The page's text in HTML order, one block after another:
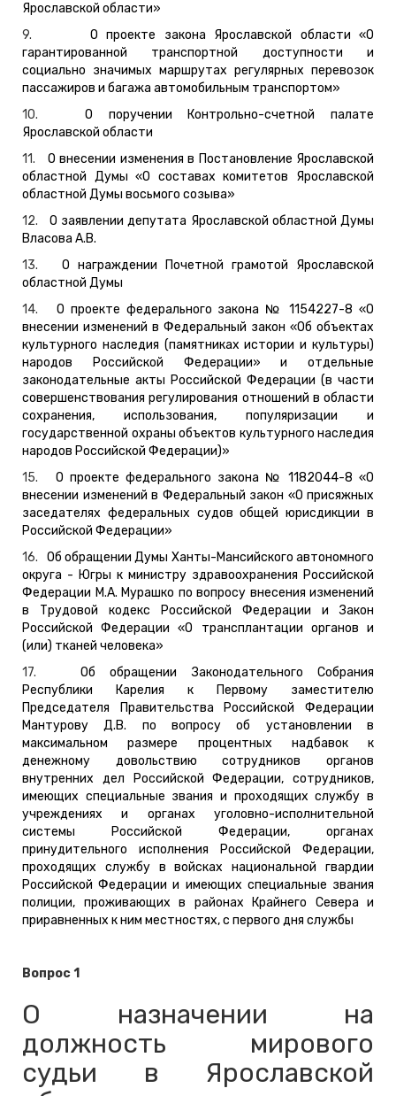
Ярославской области»
9. О проекте закона Ярославской области «О
гарантированной транспортной доступности и
социально значимых маршрутах регулярных перевозок
пассажиров и багажа автомобильным транспортом»
10. О поручении Контрольно-счетной палате
Ярославской области
11. О внесении изменения в Постановление Ярославской
областной Думы «О составах комитетов Ярославской
областной Думы восьмого созыва»
12. О заявлении депутата Ярославской областной Думы
Власова А.В.
13. О награждении Почетной грамотой Ярославской
областной Думы
14. О проекте федерального закона № 1154227-8 «О
внесении изменений в Федеральный закон «Об объектах
культурного наследия (памятниках истории и культуры)
народов Российской Федерации» и отдельные
законодательные акты Российской Федерации (в части
совершенствования регулирования отношений в области
сохранения, использования, популяризации и
государственной охраны объектов культурного наследия
народов Российской Федерации)»
15.О проекте федерального закона № 1182044-8 «О
внесении изменений в Федеральный закон «О присяжных
заседателях федеральных судов общей юрисдикции в
Российской Федерации»
16. Об обращении Думы Ханты-Мансийского автономного
округа - Югры к министру здравоохранения Российской
Федерации М.А. Мурашко по вопросу внесения изменений
в Трудовой кодекс Российской Федерации и Закон
Российской Федерации «О трансплантации органов и
(или) тканей человека»
17. Об обращении Законодательного Собрания
Республики Карелия к Первому заместителю
Председателя Правительства Российской Федерации
Мантурову Д.В. по вопросу об установлении в
максимальном размере процентных надбавок к
денежному довольствию сотрудников органов
внутренних дел Российской Федерации, сотрудников,
имеющих специальные звания и проходящих службу в
учреждениях и органах уголовно-исполнительной
системы Российской Федерации, органах
принудительного исполнения Российской Федерации,
проходящих службу в войсках национальной гвардии
Российской Федерации и имеющих специальные звания
полиции, проживающих в районах Крайнего Севера и
приравненных к ним местностях, с первого дня службы
Вопрос 1
О назначении на
должность мирового
судьи в Ярославской